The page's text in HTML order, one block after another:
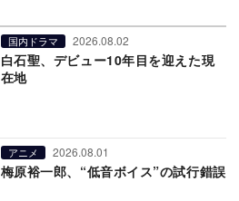
国内ドラマ 2026.08.02
白石聖、デビュー10年目を迎えた現
在地
アニメ 2026.08.01
梅原裕一郎、“低音ボイス”の試行錯誤